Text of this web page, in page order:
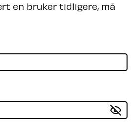
en bruker tidligere, må